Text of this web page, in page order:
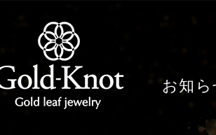
お知ら